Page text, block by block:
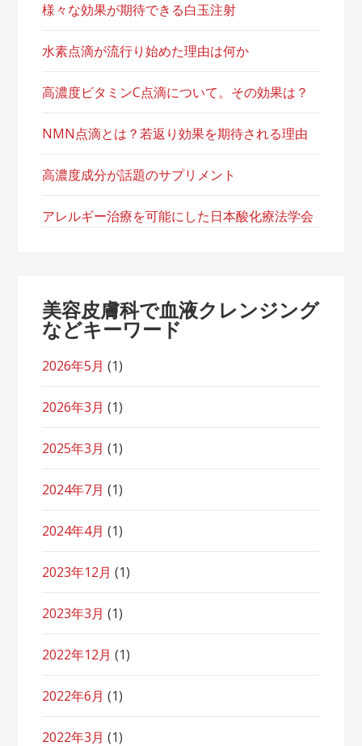
様々な効果が期待できる白玉注射
水素点滴が流行り始めた理由は何か
高濃度ビタミンC点滴について。その効果は？
NMN点滴とは？若返り効果を期待される理由
高濃度成分が話題のサプリメント
アレルギー治療を可能にした日本酸化療法学会
美容皮膚科で血液クレンジング
などキーワード
2026年5月 (1)
2026年3月 (1)
2025年3月 (1)
2024年7月 (1)
2024年4月 (1)
2023年12月 (1)
2023年3月 (1)
2022年12月 (1)
2022年6月 (1)
2022年3月 (1)